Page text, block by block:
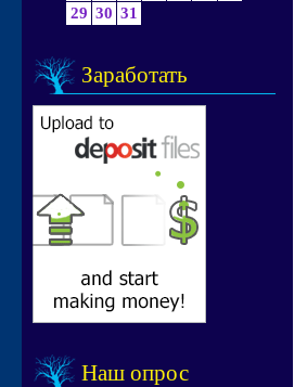
29 30 31
Заработать
Наш опрос